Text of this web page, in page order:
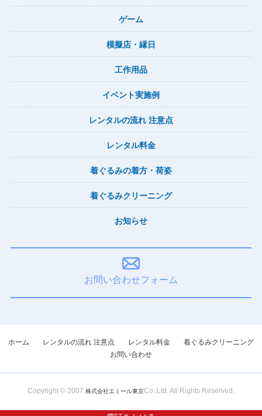
ゲーム
模擬店・縁日
工作用品
イベント実施例
レンタルの流れ 注意点
レンタル料金
着ぐるみの着方・荷姿
着ぐるみクリーニング
お知らせ
お問い合わせフォーム
ホーム レンタルの流れ 注意点 レンタル料金
着ぐるみクリーニング
お問い合わせ
株式会社エミール東京